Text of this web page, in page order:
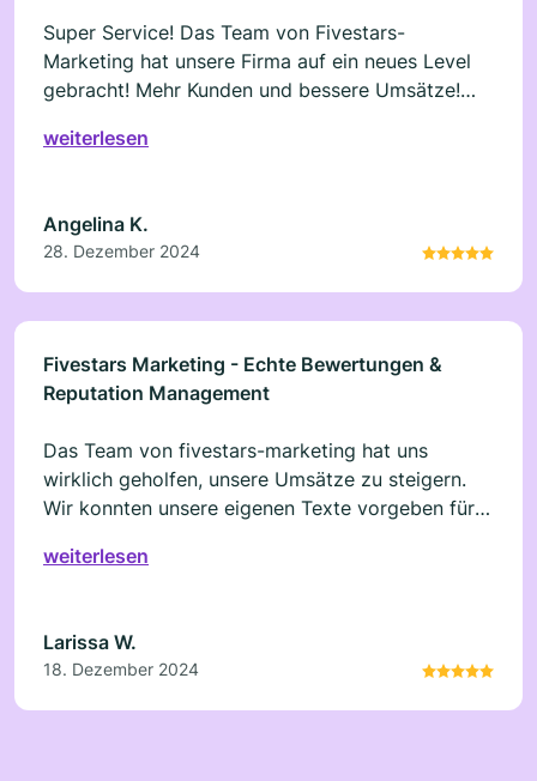
Super Service! Das Team von Fivestars-
Marketing hat unsere Firma auf ein neues Level
gebracht! Mehr Kunden und bessere Umsätze!
Zusammenarbeit, die heute gestartet ist.
weiterlesen
Angelina K.
28. Dezember 2024
Fivestars Marketing - Echte Bewertungen &
Reputation Management
Das Team von fivestars-marketing hat uns
wirklich geholfen, unsere Umsätze zu steigern.
Wir konnten unsere eigenen Texte vorgeben für
zu schauen welche Bewertung von fivestars-
weiterlesen
Larissa W.
18. Dezember 2024